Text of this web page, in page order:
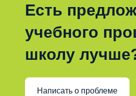
Есть
учебного
школу
Написать о проблеме